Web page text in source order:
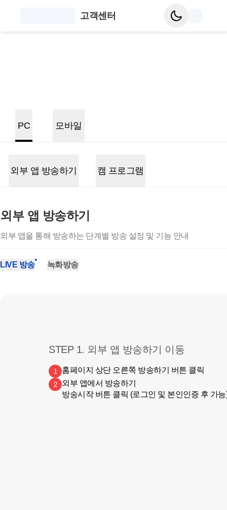
고객센터
PC 모바일
외부 앱 방송하기 캠 프로그램
외부 앱 방송하기
외부 앱을 통해 방송하는 단계별 방송 설정 및 기능 안내
LIVE 방송 녹화방송
STEP 1. 외부 앱 방송하기 이동
1 홈페이지 상단 오른쪽 방송하기 버튼 클릭
2
외부 앱에서 방송하기
방송시작 버튼 클릭 (로그인 및 본인인증 후 가능